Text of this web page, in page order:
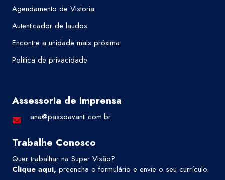
Agendamento de Vistoria
Autenticador de laudos
Encontre a unidade mais próxima
Política de privacidade
Assessoria de imprensa
ana@passoavanti.com.br
Trabalhe Conosco
Quer trabalhar na Super Visão?
Clique aqui, preencha o formulário e envie o seu currículo.